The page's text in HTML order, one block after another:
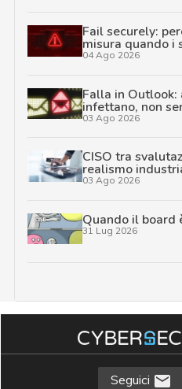
Fail securely:
misura quando i
04 Ago 2026
Falla in Outlook:
infettano, non
03 Ago 2026
CISO tra
realismo
03 Ago 2026
Quando il board
31 Lug 2026
Seguici